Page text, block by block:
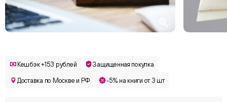
Кешбэк +153 рублей Защищенная покупка
Доставка по Москве и РФ -5% на книги от 3 шт